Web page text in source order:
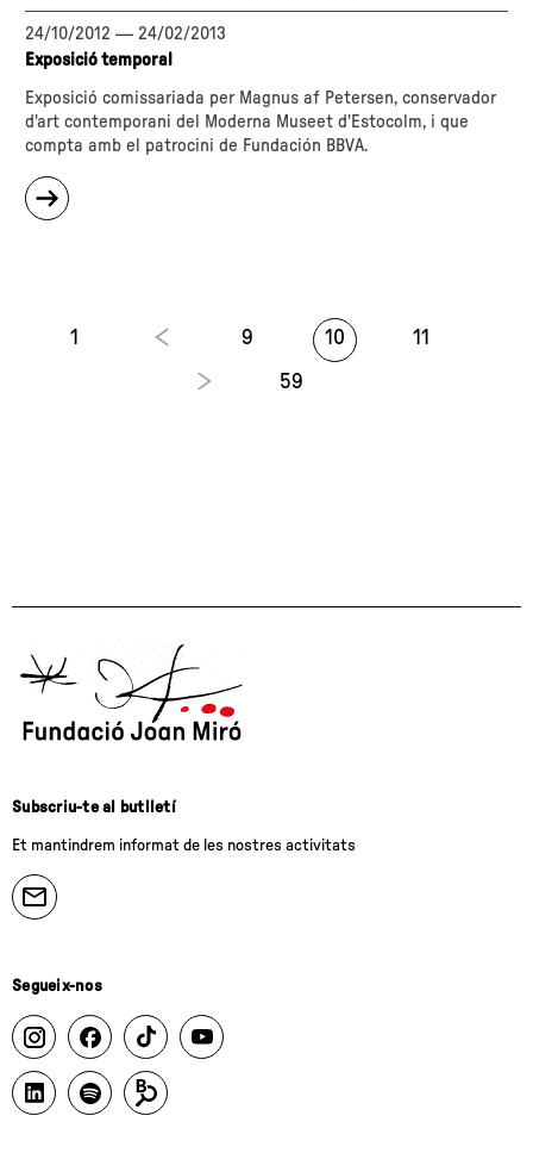
24/10/2012 — 24/02/2013
Exposició temporal
Exposició comissariada per Magnus af Petersen, conservador
d'art contemporani del Moderna Museet d'Estocolm, i que
compta amb el patrocini de Fundación BBVA.
Pollock"
1 9 10 11
59
Subscriu-te al butlletí
Et mantindrem informat de les nostres activitats
Segueix-nos